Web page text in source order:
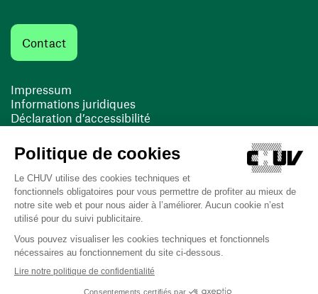
Contact
Impressum
Informations juridiques
Déclaration d’accessibilité
Cookies
(ouvre une nouvelle fenêtre)
(ouvre une nouvelle fenêtre)